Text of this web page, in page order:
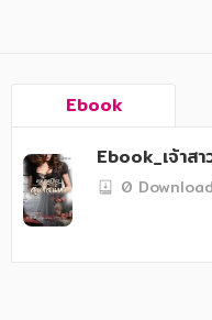
กฎหมาย สัญญา ภาษี
การเงิน การลงทุน บริห
นิตยสาร หนังสือพิมพ์
Ebook
Ebook_เจ้าส
0